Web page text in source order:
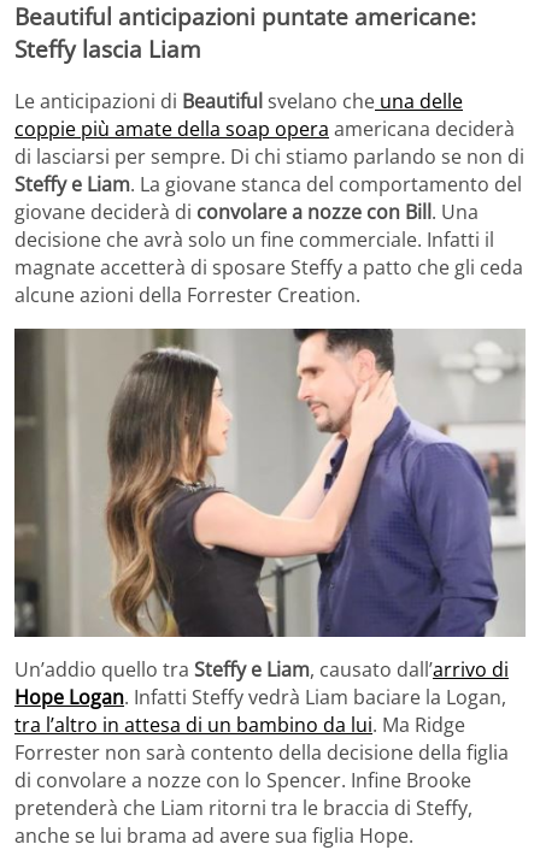
Beautiful anticipazioni puntate americane:
Steffy lascia Liam
Le anticipazioni di Beautiful svelano che una delle
coppie più amate della soap opera americana deciderà
di lasciarsi per sempre. Di chi stiamo parlando se non di
Steffy e Liam. La giovane stanca del comportamento del
giovane deciderà di convolare a nozze con Bill. Una
decisione che avrà solo un fine commerciale. Infatti il
magnate accetterà di sposare Steffy a patto che gli ceda
alcune azioni della Forrester Creation.
Un’addio quello tra Steffy e Liam, causato dall’arrivo di
Hope Logan. Infatti Steffy vedrà Liam baciare la Logan,
tra l’altro in attesa di un bambino da lui. Ma Ridge
Forrester non sarà contento della decisione della figlia
di convolare a nozze con lo Spencer. Infine Brooke
pretenderà che Liam ritorni tra le braccia di Steffy,
anche se lui brama ad avere sua figlia Hope.